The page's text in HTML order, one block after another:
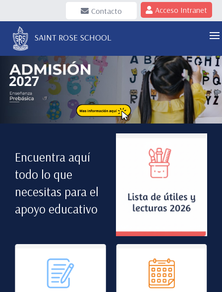
Contacto Acceso Intranet
SAINT ROSE SCHOOL
Encuentra aquí
todo lo que
necesitas para el
apoyo educativo